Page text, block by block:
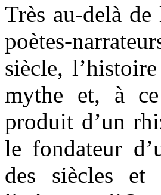
Très au-delà de
poètes-
siècle,
mythe et, à
produit d’un
le fondateur
des siècles